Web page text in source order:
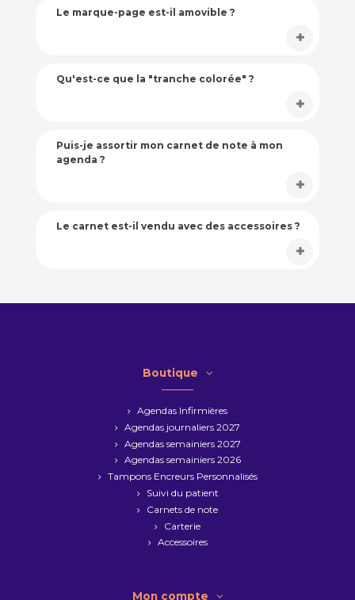
Le marque-page est-il amovible ?
Qu'est-ce que la "tranche colorée" ?
Puis-je assortir mon carnet de note à mon
agenda ?
Le carnet est-il vendu avec des accessoires ?
Boutique
Agendas Infirmières
Agendas journaliers 2027
Agendas semainiers 2027
Agendas semainiers 2026
Tampons Encreurs Personnalisés
Suivi du patient
Carnets de note
Carterie
Accessoires
Mon compte